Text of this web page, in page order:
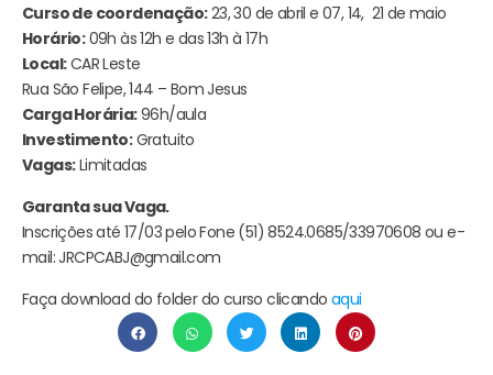
Curso de coordenação:23, 30 de abril e 07, 14, 21 de maio
Horário:09h às 12h e das 13h à 17h
Local:CAR Leste
Rua São Felipe, 144 – Bom Jesus
Carga Horária:96h/aula
Investimento:Gratuito
Vagas:Limitadas
Garanta sua Vaga.
Inscrições até 17/03 pelo Fone (51) 8524.0685/33970608 ou e-
mail: JRCPCABJ@gmail.com
Faça download do folder do curso clicando aqui